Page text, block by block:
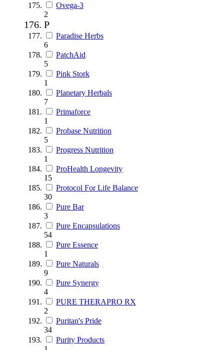
Ovega-3
2
P
Paradise Herbs
6
PatchAid
5
Pink Stork
1
Planetary Herbals
7
Primaforce
1
Probase Nutrition
5
Progress Nutrition
1
ProHealth Longevity
15
Protocol For Life Balance
30
Pure Bar
3
Pure Encapsulations
54
Pure Essence
1
Pure Naturals
9
Pure Synergy
4
PURE THERAPRO RX
2
Puritan's Pride
34
Purity Products